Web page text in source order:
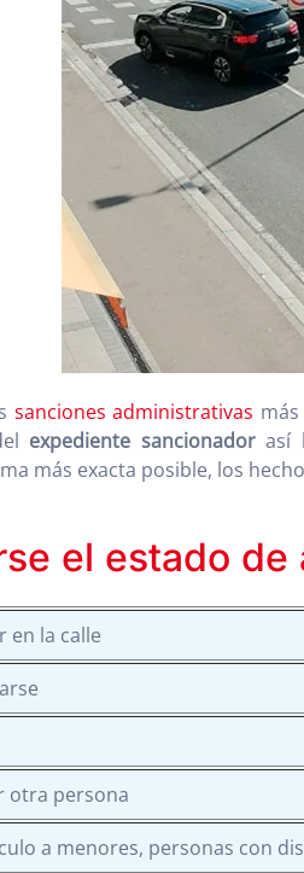
sanciones administrativas
expediente sancionadorasí
más exacta posible, los
el estado de
en la calle
otra persona
a menores, personas con